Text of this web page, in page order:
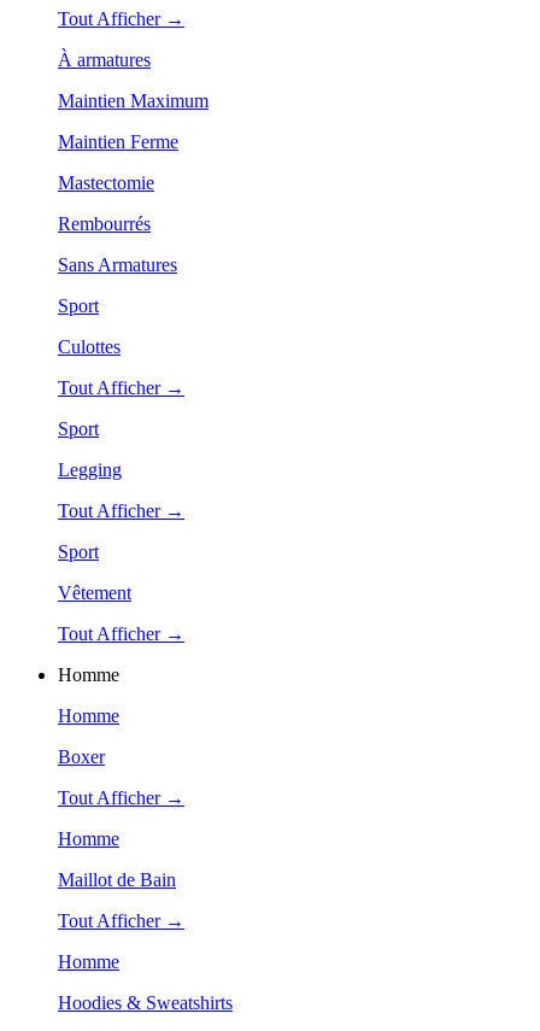
Tout Afficher →
À armatures
Maintien Maximum
Maintien Ferme
Mastectomie
Rembourrés
Sans Armatures
Sport
Culottes
Tout Afficher →
Sport
Legging
Tout Afficher →
Sport
Vêtement
Tout Afficher →
Homme
Homme
Boxer
Tout Afficher →
Homme
Maillot de Bain
Tout Afficher →
Homme
Hoodies & Sweatshirts